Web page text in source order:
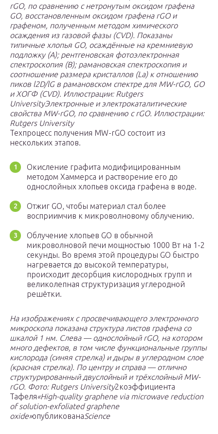
rGO, по сравнению с нетронутым оксидом графена
GO, восстановленным оксидом графена rGO и
графеном, полученным методом химического
осаждения из газовой фазы (CVD). Показаны
типичные хлопья GO, осаждённые на кремниевую
подложку (А); рентгеновская фотоэлектронная
спектроскопия (B); рамановская спектроскопия и
соотношение размера кристаллов (La) к отношению
пиков l2D/lGв рамановском спектре для MW-rGO, GO
и ХОГФ (CVD). Иллюстрации: Rutgers
UniversityЭлектронные и электрокаталитические
свойства MW-rGO, по сравнению с rGO. Иллюстрации:
Rutgers University
Техпроцесс получения MW-rGO состоит из
нескольких этапов.
Окисление графита модифицированным
методом Хаммерса и растворение его до
однослойных хлопьев оксида графена в воде.
Отжиг GO, чтобы материал стал более
восприимчив к микроволновому облучению.
Облучение хлопьев GO в обычной
микроволновой печи мощностью 1000 Вт на 1-2
секунды. Во время этой процедуры GO быстро
нагревается до высокой температуры,
происходит десорбция кислородных групп и
великолепная структуризация углеродной
решётки.
На изображениях с просвечивающего электронного
микроскопа показана структура листов графена со
шкалой 1 нм. Слева — однослойный rGO, на котором
много дефектов, в том числе функциональные группы
кислорода (синяя стрелка) и дыры в углеродном слое
(красная стрелка). По центру и справа — отлично
структурированный двуслойный и трёхслойный MW-
rGO. Фото: Rutgers University2коэффициента
Тафеля«High-quality graphene via microwave reduction
of solution-exfoliated graphene
oxide»опубликованаScience